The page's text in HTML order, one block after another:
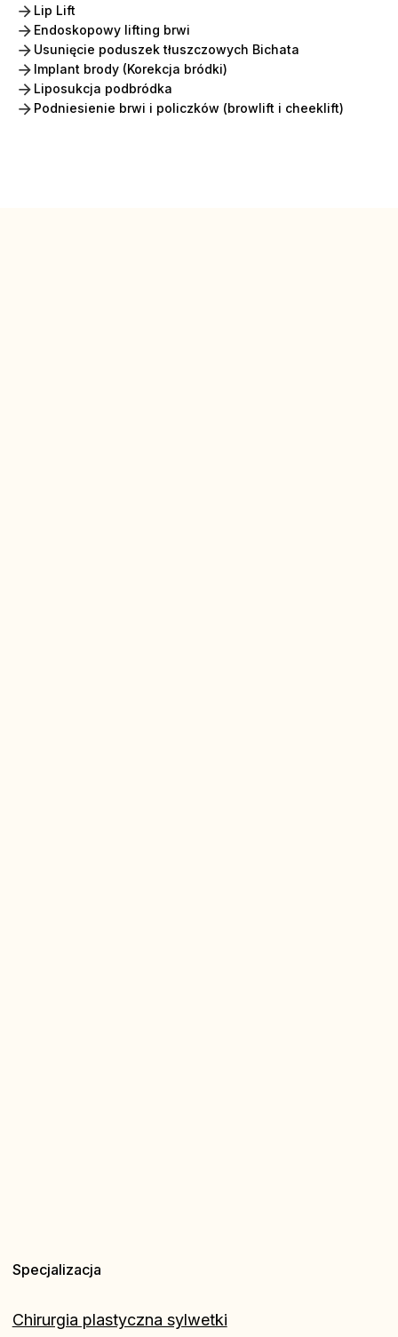
Lip Lift
Endoskopowy lifting brwi
Usunięcie poduszek tłuszczowych Bichata
Implant brody (Korekcja bródki)
Liposukcja podbródka
Podniesienie brwi i policzków (browlift i cheeklift)
Specjalizacja
Chirurgia plastyczna sylwetki